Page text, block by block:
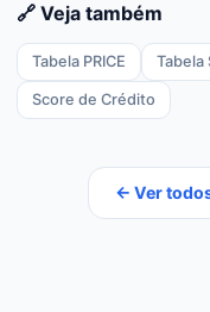
🔗 Veja também
Tabela PRICE Tabela
Score de Crédito
← Ver